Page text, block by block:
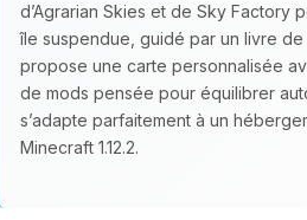
d’Agrarian Skies et de Sky Factory
île suspendue, guidé par un livre
propose une carte personnalisée
de mods pensée pour équilibrer
s’adapte parfaitement à un
Minecraft 1.12.2.